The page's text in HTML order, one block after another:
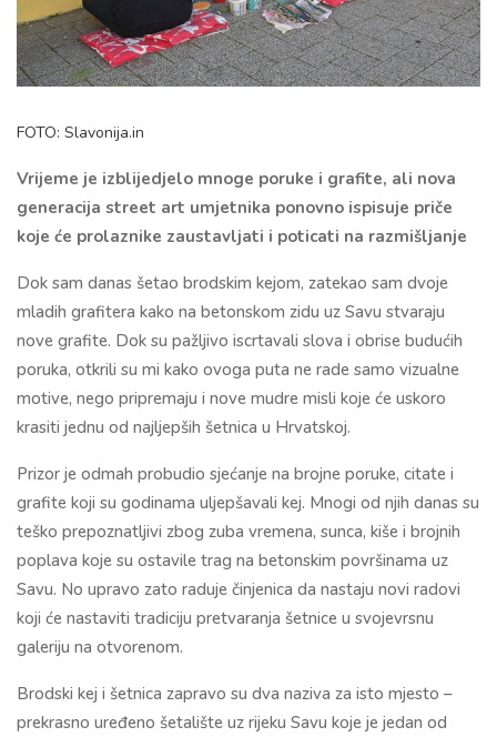
FOTO: Slavonija.in
Vrijeme je izblijedjelo mnoge poruke i grafite, ali nova
generacija street art umjetnika ponovno ispisuje priče
koje će prolaznike zaustavljati i poticati na razmišljanje
Dok sam danas šetao brodskim kejom, zatekao sam dvoje
mladih grafitera kako na betonskom zidu uz Savu stvaraju
nove grafite. Dok su pažljivo iscrtavali slova i obrise budućih
poruka, otkrili su mi kako ovoga puta ne rade samo vizualne
motive, nego pripremaju i nove mudre misli koje će uskoro
krasiti jednu od najljepših šetnica u Hrvatskoj.
Prizor je odmah probudio sjećanje na brojne poruke, citate i
grafite koji su godinama uljepšavali kej. Mnogi od njih danas su
teško prepoznatljivi zbog zuba vremena, sunca, kiše i brojnih
poplava koje su ostavile trag na betonskim površinama uz
Savu. No upravo zato raduje činjenica da nastaju novi radovi
koji će nastaviti tradiciju pretvaranja šetnice u svojevrsnu
galeriju na otvorenom.
Brodski kej i šetnica zapravo su dva naziva za isto mjesto –
prekrasno uređeno šetalište uz rijeku Savu koje je jedan od